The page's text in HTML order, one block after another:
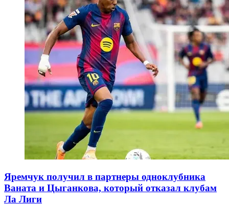
Яремчук получил в партнеры одноклубника
Ваната и Цыганкова, который отказал клубам
Ла Лиги